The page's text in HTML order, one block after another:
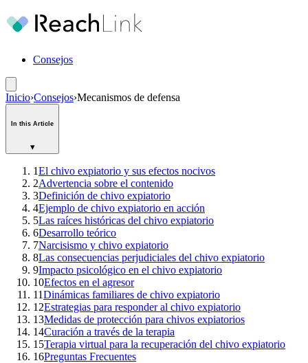
Consejos
Inicio›Consejos›Mecanismos de defensa
In this Article
▾
1El chivo expiatorio y sus efectos nocivos
2Advertencia sobre el contenido
3Definición de chivo expiatorio
4Ejemplo de chivo expiatorio en acción
5Las raíces históricas del chivo expiatorio
6Desarrollo teórico
7Narcisismo y chivo expiatorio
8Las consecuencias perjudiciales del chivo expiatorio
9Impacto psicológico en el chivo expiatorio
10Efectos en el agresor
11Dinámicas familiares de chivo expiatorio
12Estrategias para responder al chivo expiatorio
13Medidas de protección para chivos expiatorios
14Curación a través de la terapia
15Terapia virtual para la recuperación del chivo expiatorio
16Preguntas Frecuentes